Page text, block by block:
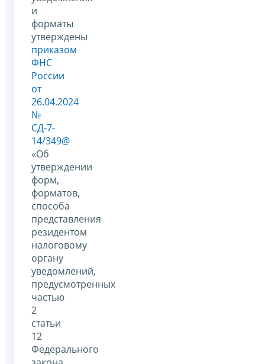
и
форматы
утверждены
приказом
ФНС
России
от
26.04.2024
№
СД-7-
14/349@
«Об
утверждении
форм,
форматов,
способа
представления
резидентом
налоговому
органу
уведомлений,
предусмотренных
частью
2
статьи
12
Федерального